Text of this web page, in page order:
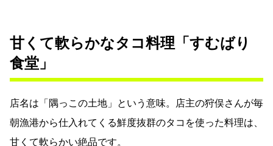
甘くて軟らかなタコ料理「すむばり
食堂」
店名は「隅っこの土地」という意味。店主の狩俣さんが毎
朝漁港から仕入れてくる鮮度抜群のタコを使った料理は、
甘くて軟らかい絶品です。